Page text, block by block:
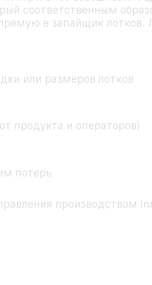
соответственным
в запайщик лотков.
или размеров лотков
продукта и операторов)
потерь
производством